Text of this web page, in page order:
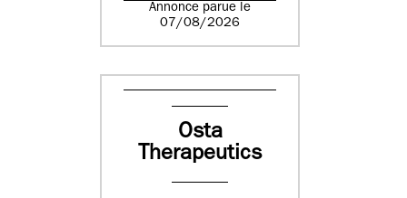
Annonce parue le
07/08/2026
Osta
Therapeutics